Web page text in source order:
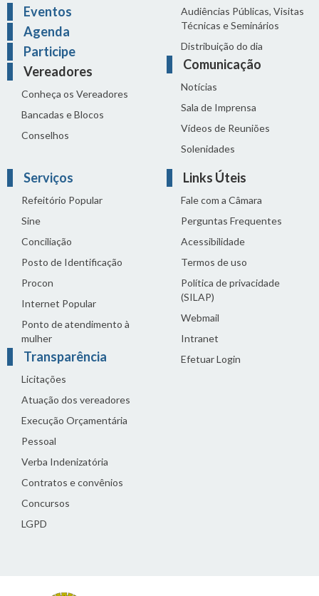
Eventos
Agenda
Participe
Vereadores
Conheça os Vereadores
Bancadas e Blocos
Conselhos
Audiências Públicas, Visitas
Técnicas e Seminários
Distribuição do dia
Comunicação
Notícias
Sala de Imprensa
Vídeos de Reuniões
Solenidades
Serviços
Refeitório Popular
Sine
Conciliação
Posto de Identificação
Procon
Internet Popular
Ponto de atendimento à
mulher
Transparência
Licitações
Atuação dos vereadores
Execução Orçamentária
Pessoal
Verba Indenizatória
Contratos e convênios
Concursos
LGPD
Links Úteis
Fale com a Câmara
Perguntas Frequentes
Acessibilidade
Termos de uso
Política de privacidade
(SILAP)
Webmail
Intranet
Efetuar Login